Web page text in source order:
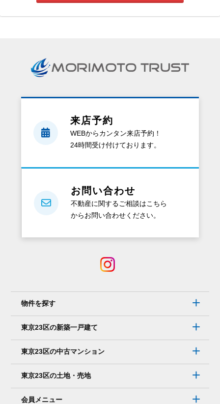
来店予約
WEBからカンタン来店予約！
24時間受け付けております。
お問い合わせ
不動産に関するご相談はこちら
からお問い合わせください。
物件を探す
東京23区の新築一戸建て
東京23区の中古マンション
東京23区の土地・売地
会員メニュー